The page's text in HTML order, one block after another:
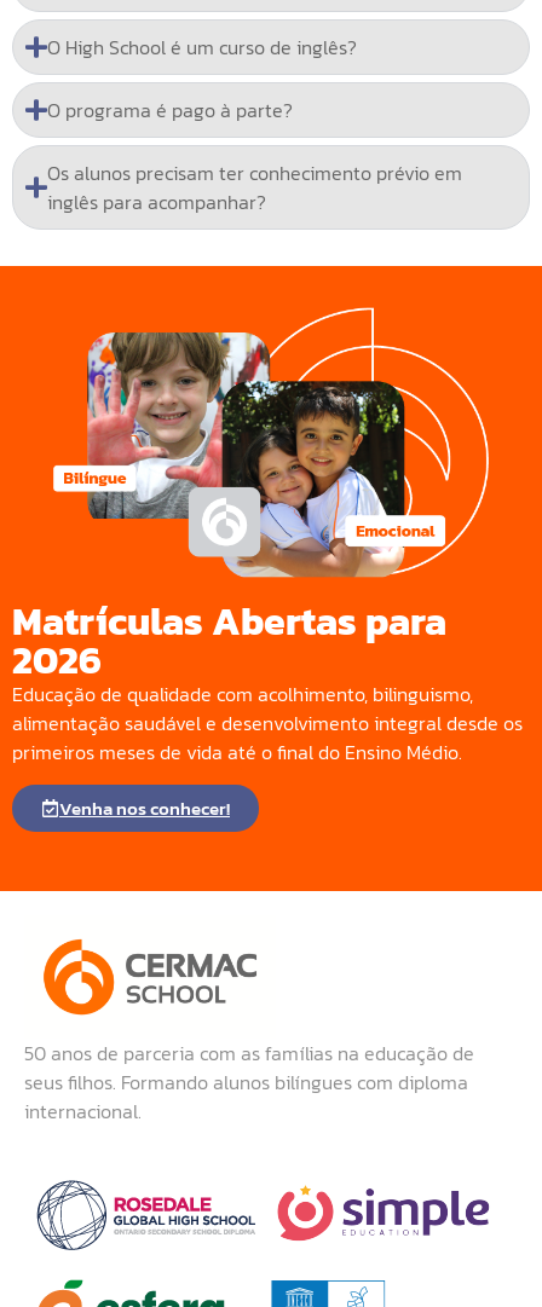
O High School é um curso de inglês?
O programa é pago à parte?
Os alunos precisam ter conhecimento prévio em
inglês para acompanhar?
Matrículas Abertas para
2026
Educação de qualidade com acolhimento, bilinguismo,
alimentação saudável e desenvolvimento integral desde os
primeiros meses de vida até o final do Ensino Médio.
Venha nos conhecer!
50 anos de parceria com as famílias na educação de
seus filhos. Formando alunos bilíngues com diploma
internacional.